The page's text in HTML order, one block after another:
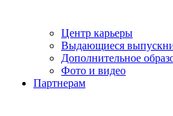
Центр карьеры
Выдающиеся
Дополнительное
Фото и видео
Партнерам